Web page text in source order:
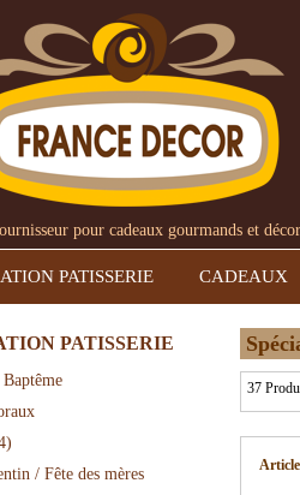
pour cadeaux gourmands et
PATISSERIE CADEAUX
PATISSERIE
/ Fête des mères
37